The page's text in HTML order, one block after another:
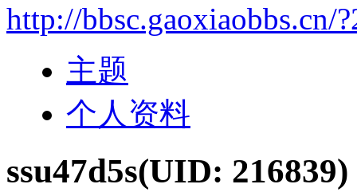
http://bbsc.gaoxiaobbs.cn/
主题
个人资料
ssu47d5s(UID: 216839)